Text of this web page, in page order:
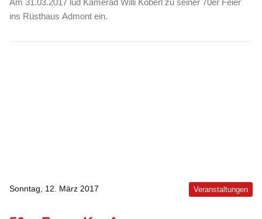
Am 31.03.2017 lud Kamerad Willi Köberl zu seiner 70er Feier
ins Rüsthaus Admont ein.
Sonntag, 12. März 2017 Veranstaltungen